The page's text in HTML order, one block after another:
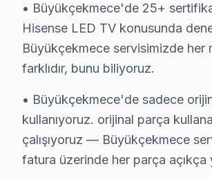
Büyükçekmece'de Hisense Yazılım
Büyükçekmece'de VIDAA U6/U7
Büyükçekmece bölgesinde en sık
Büyükçekmece Hisense Fiyat
• Büyükçekmece panel: 2.200 –
• Büyükçekmece anakart: 600 –
• Büyükçekmece güç kartı: 350 –
• Büyükçekmece LED/backlight:
• Büyükçekmece'de 25+
Hisense LED TV konusunda
Büyükçekmece servisimizde her
farklıdır, bunu biliyoruz.
• Büyükçekmece'de sadece
kullanıyoruz. orijinal parça
çalışıyoruz — Büyükçekmece
fatura üzerinde her parça açıkça